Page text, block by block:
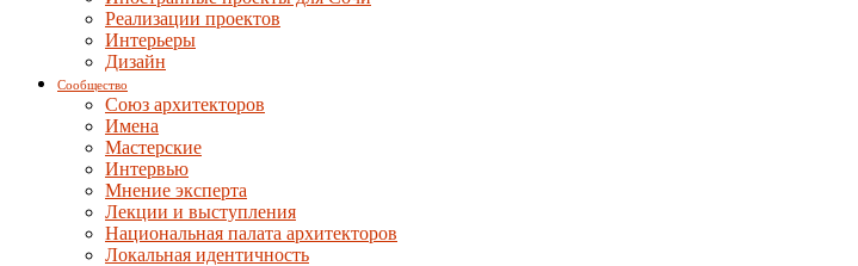
Реализации проектов
Интерьеры
Дизайн
Сообщество
Союз архитекторов
Имена
Мастерские
Интервью
Мнение эксперта
Лекции и выступления
Национальная палата архитекторов
Локальная идентичность